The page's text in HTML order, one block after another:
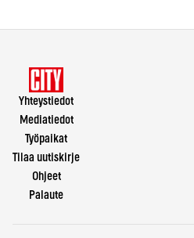
Yhteystiedot
Mediatiedot
Työpaikat
Tilaa uutiskirje
Ohjeet
Palaute